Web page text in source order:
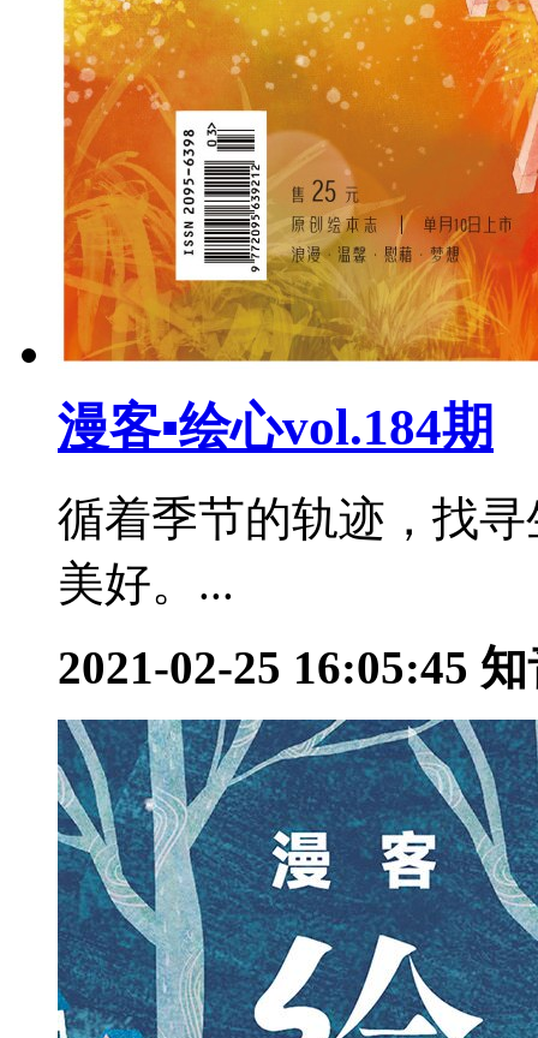
漫客▪绘心vol.184期
循着季节的轨迹，找
美好。...
2021-02-25 16:05:45